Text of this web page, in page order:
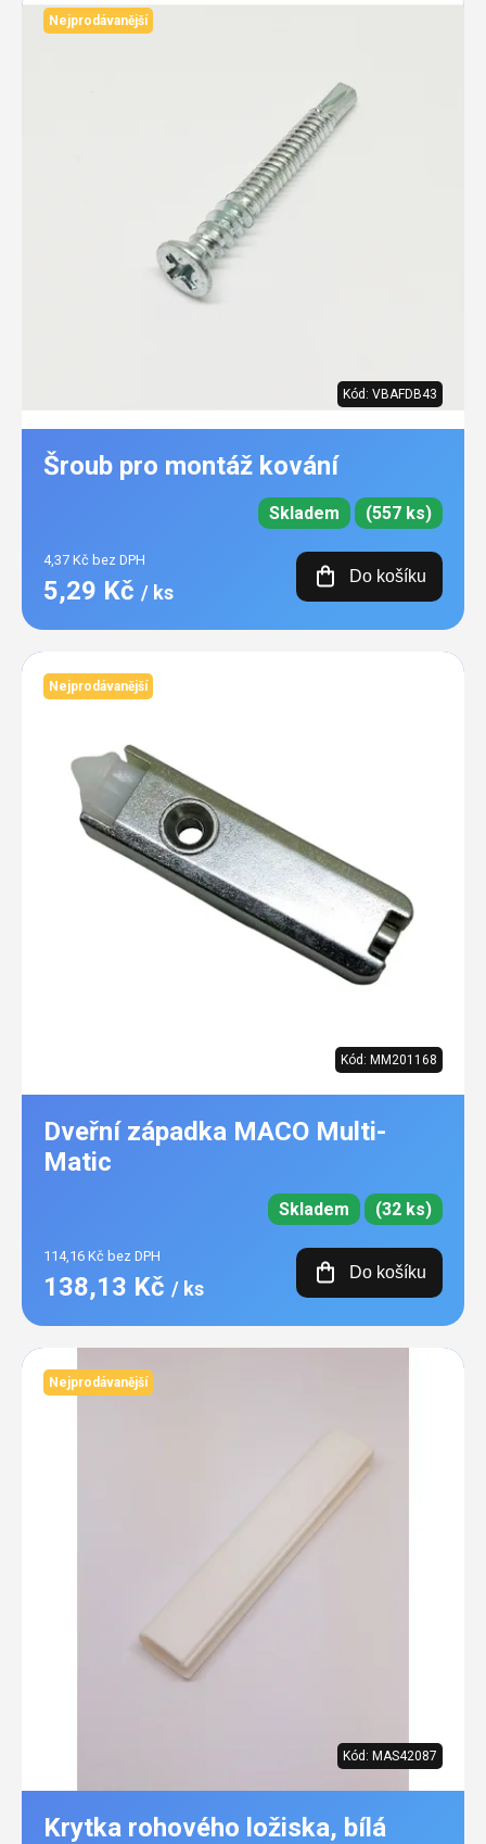
produktů
Nejprodávanější
Kód: VBAFDB43
Šroub pro montáž kování
Skladem (557 ks)
4,37 Kč bez DPH
5,29 Kč / ks
Do košíku
Nejprodávanější
Kód: MM201168
Dveřní západka MACO Multi-
Matic
Skladem (32 ks)
114,16 Kč bez DPH
138,13 Kč / ks
Do košíku
Nejprodávanější
Kód: MAS42087
Krytka rohového ložiska, bílá